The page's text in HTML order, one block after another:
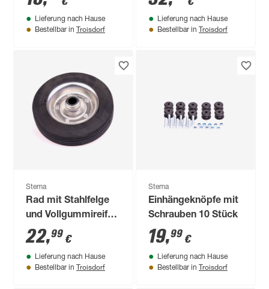
Lieferung nach Hause
Bestellbar in Troisdorf
Lieferung nach Hause
Bestellbar in Troisdorf
Stema
Rad mit Stahlfelge
und Vollgummireifen
200 x 50 mm
22,99 €
Lieferung nach Hause
Bestellbar in Troisdorf
Stema
Einhängeknöpfe mit
Schrauben 10 Stück
19,99 €
Lieferung nach Hause
Bestellbar in Troisdorf